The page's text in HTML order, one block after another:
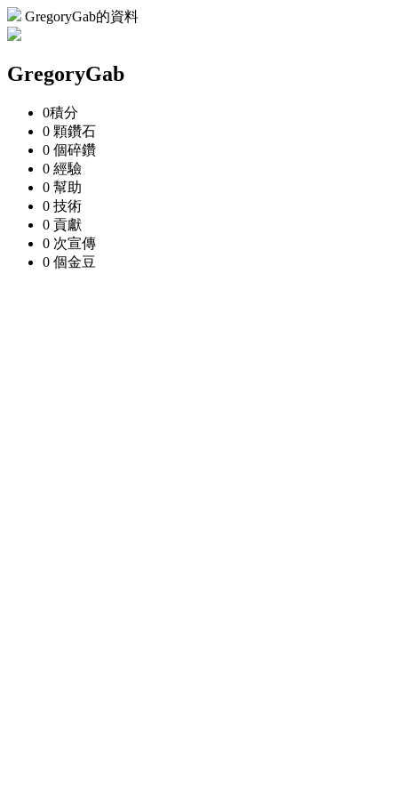
GregoryGab的資料
GregoryGab
0積分
0 顆鑽石
0 個碎鑽
0 經驗
0 幫助
0 技術
0 貢獻
0 次宣傳
0 個金豆